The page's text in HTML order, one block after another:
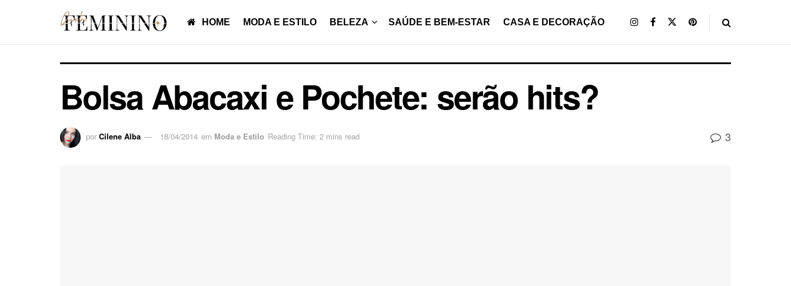
HOME MODA E ESTILO BELEZA SAÚDE E BEM-ESTAR CASA E DECORAÇÃO
Bolsa Abacaxi e Pochete: serão hits?
por Cilene Alba 18/04/2014 em Moda e Estilo Reading Time: 2 mins read 3